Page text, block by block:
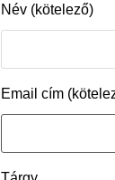
Név (kötelező)
Email cím